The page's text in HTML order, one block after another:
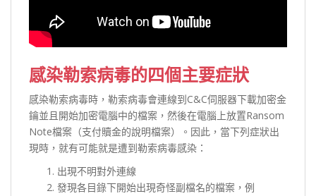
感染勒索病毒的四個主要症狀
感染勒索病毒時，勒索病毒會連線到C&C伺服器下載加密金
鑰並且開始加密電腦中的檔案，然後在電腦上放置Ransom
Note檔案（支付贖金的說明檔案）。因此，當下列症狀出
現時，就有可能就是遭到勒索病毒感染：
出現不明對外連線
發現各目錄下開始出現奇怪副檔名的檔案，例